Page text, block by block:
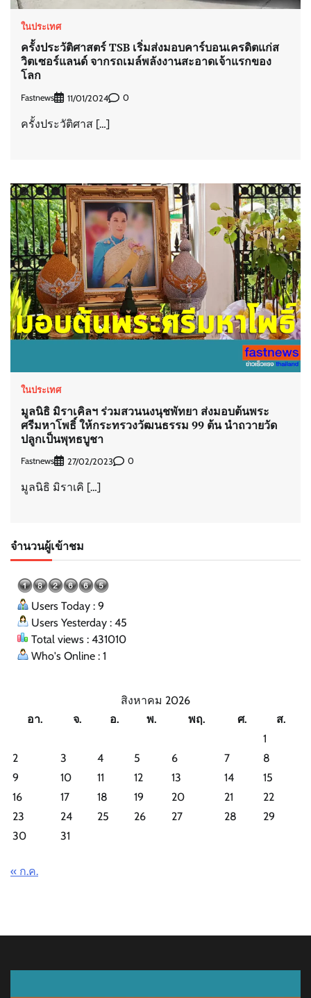
ในประเทศ
ครั้งประวัติศาสตร์ TSB เริ่มส่งมอบคาร์บอนเครดิตแก่ส
วิตเซอร์แลนด์ จากรถเมล์พลังงานสะอาดเจ้าแรกของ
โลก
Fastnews 11/01/2024 0
ครั้งประวัติศาส […]
ในประเทศ
มูลนิธิ มิราเคิลฯ ร่วมสวนนงนุชพัทยา ส่งมอบต้นพระ
ศรีมหาโพธิ์ ให้กระทรวงวัฒนธรรม 99 ต้น นำถวายวัด
ปลูกเป็นพุทธบูชา
Fastnews 27/02/2023 0
มูลนิธิ มิราเคิ […]
จำนวนผู้เข้าชม
Users Today : 9
Users Yesterday : 45
Total views : 431010
Who's Online : 1
สิงหาคม 2026
อา.
จ. อ. พ. พฤ. ศ.
ส.
1
2
3 4 5 6 7
8
9
10 11 12 13 14
15
16
17 18 19 20 21
22
23
24 25 26 27 28
29
30
31
« ก.ค.